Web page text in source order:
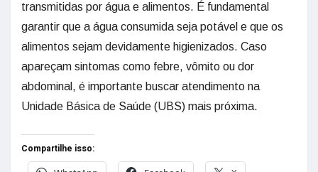
transmitidas por água e alimentos. É fundamental
garantir que a água consumida seja potável e que os
alimentos sejam devidamente higienizados. Caso
apareçam sintomas como febre, vômito ou dor
abdominal, é importante buscar atendimento na
Unidade Básica de Saúde (UBS) mais próxima.
Compartilhe isso: